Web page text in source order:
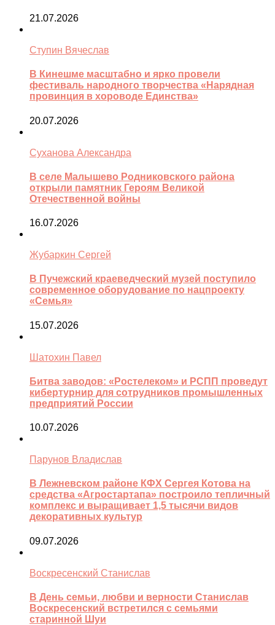
21.07.2026
Ступин Вячеслав
В Кинешме масштабно и ярко провели
фестиваль народного творчества «Нарядная
провинция в хороводе Единства»
20.07.2026
Суханова Александра
В селе Малышево Родниковского района
открыли памятник Героям Великой
Отечественной войны
16.07.2026
Жубаркин Сергей
В Пучежский краеведческий музей поступило
современное оборудование по нацпроекту
«Семья»
15.07.2026
Шатохин Павел
Битва заводов: «Ростелеком» и РСПП проведут
кибертурнир для сотрудников промышленных
предприятий России
10.07.2026
Парунов Владислав
В Лежневском районе КФХ Сергея Котова на
средства «Агростартапа» построило тепличный
комплекс и выращивает 1,5 тысячи видов
декоративных культур
09.07.2026
Воскресенский Станислав
В День семьи, любви и верности Станислав
Воскресенский встретился с семьями
старинной Шуи